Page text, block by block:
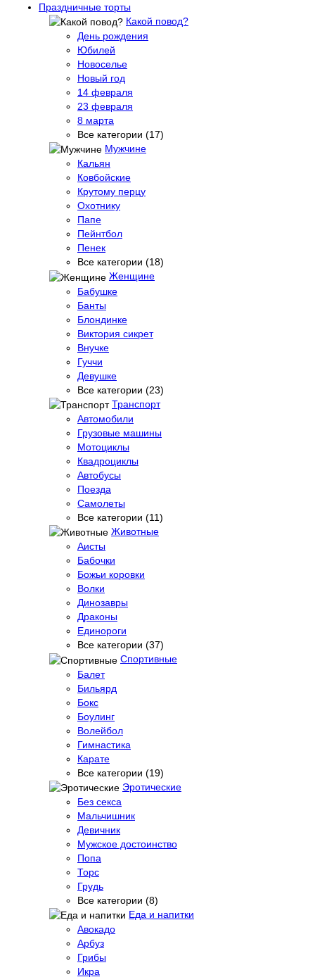
Праздничные торты
Какой повод?
День рождения
Юбилей
Новоселье
Новый год
14 февраля
23 февраля
8 марта
Все категории (17)
Мужчине
Кальян
Ковбойские
Крутому перцу
Охотнику
Папе
Пейнтбол
Пенек
Все категории (18)
Женщине
Бабушке
Банты
Блондинке
Виктория сикрет
Внучке
Гуччи
Девушке
Все категории (23)
Транспорт
Автомобили
Грузовые машины
Мотоциклы
Квадроциклы
Автобусы
Поезда
Самолеты
Все категории (11)
Животные
Аисты
Бабочки
Божьи коровки
Волки
Динозавры
Драконы
Единороги
Все категории (37)
Спортивные
Балет
Бильярд
Бокс
Боулинг
Волейбол
Гимнастика
Карате
Все категории (19)
Эротические
Без секса
Мальчишник
Девичник
Мужское достоинство
Попа
Торс
Грудь
Все категории (8)
Еда и напитки
Авокадо
Арбуз
Грибы
Икра